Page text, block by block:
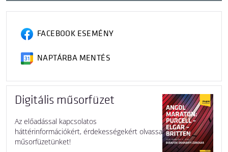
FACEBOOK ESEMÉNY
NAPTÁRBA MENTÉS
Digitális műsorfüzet
Az előadással kapcsolatos
háttérinformációkért, érdekességekért olvassa
műsorfüzetünket!